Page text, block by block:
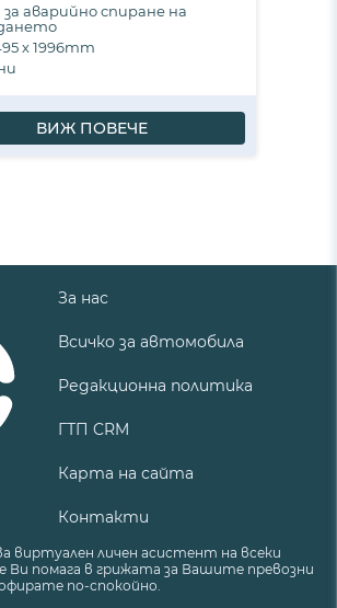
аварийно спиране на
х 1996mm
ВИЖ ПОВЕЧЕ
За нас
Всичко за автомобила
Редакционна политика
ГТП CRM
Карта на сайта
Контакти
виртуален личен асистент на всеки
помага в грижата за Вашите превозни
по-спокойно.